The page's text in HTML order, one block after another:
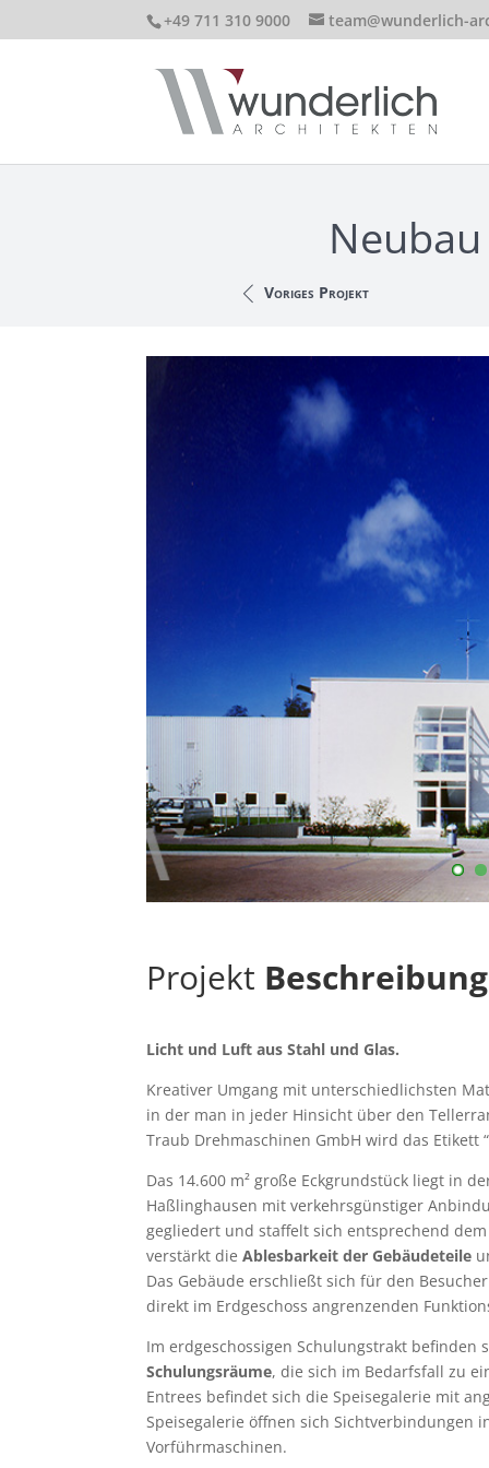
+49 711 310 9000 team@wunderlich-
Voriges Projekt
Projekt Beschreibung
Licht und Luft aus Stahl und Glas.
Kreativer Umgang mit unterschiedlichsten
in der man in jeder Hinsicht über den
Traub Drehmaschinen GmbH wird das Etikett
Das 14.600 m² große Eckgrundstück liegt in
Haßlinghausen mit verkehrsgünstiger
gegliedert und staffelt sich entsprechend
verstärkt dieAblesbarkeit der Gebäudeteile
Das Gebäude erschließt sich für den
direkt im Erdgeschoss angrenzenden
Im erdgeschossigen Schulungstrakt
Schulungsräume, die sich im Bedarfsfall zu
Entrees befindet sich die Speisegalerie mit
Speisegalerie öffnen sich Sichtverbindungen
Vorführmaschinen.